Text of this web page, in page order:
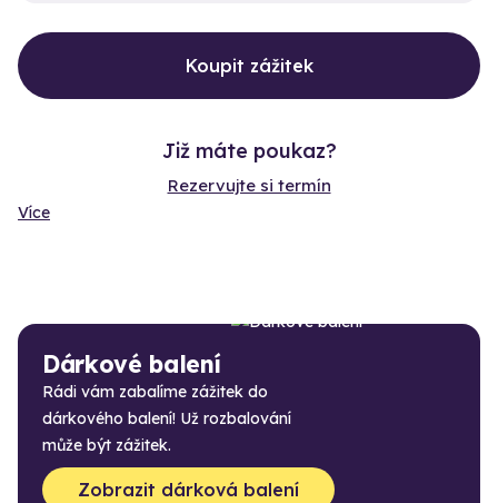
Koupit zážitek
Již máte poukaz?
Rezervujte si termín
Více
Dárkové balení
Rádi vám zabalíme zážitek do
dárkového balení! Už rozbalování
může být zážitek.
Zobrazit dárková balení